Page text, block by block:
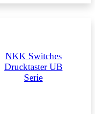
NKK Switches
Drucktaster UB
Serie